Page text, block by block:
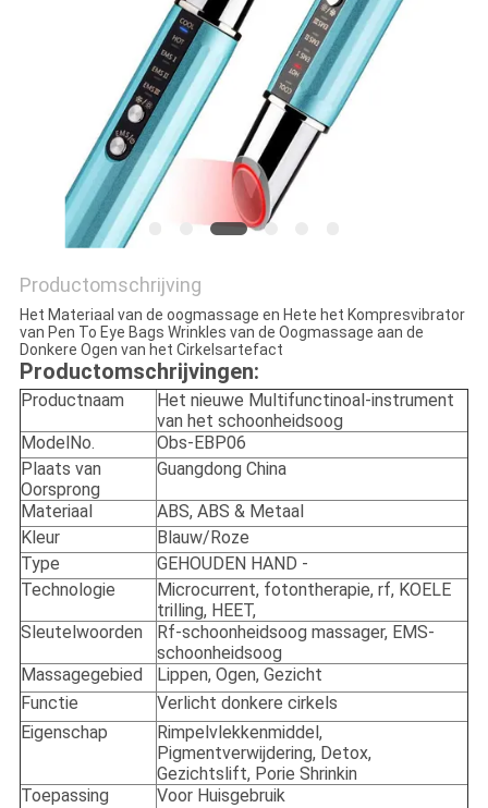
Productomschrijving
Het Materiaal van de oogmassage en Hete het Kompresvibrator
van Pen To Eye Bags Wrinkles van de Oogmassage aan de
Donkere Ogen van het Cirkelsartefact
Productomschrijvingen:
Productnaam
Het nieuwe Multifunctinoal-instrument
van het schoonheidsoog
ModelNo.
Obs-EBP06
Plaats van
Oorsprong
Guangdong China
Materiaal
ABS, ABS & Metaal
Kleur
Blauw/Roze
Type
GEHOUDEN HAND -
Technologie
Microcurrent, fotontherapie, rf, KOELE
trilling, HEET,
Sleutelwoorden
Rf-schoonheidsoog massager, EMS-
schoonheidsoog
Massagegebied
Lippen, Ogen, Gezicht
Functie
Verlicht donkere cirkels
Eigenschap
Rimpelvlekkenmiddel,
Pigmentverwijdering, Detox,
Gezichtslift, Porie Shrinkin
Toepassing
Voor Huisgebruik